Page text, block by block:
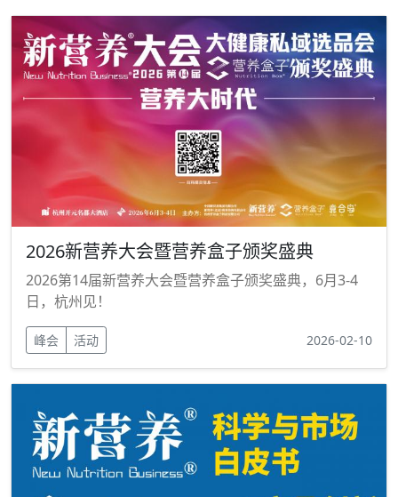
2026新营养大会暨营养盒子颁奖盛典
2026第14届新营养大会暨营养盒子颁奖盛典，6月3-4
日，杭州见！
峰会 活动 2026-02-10